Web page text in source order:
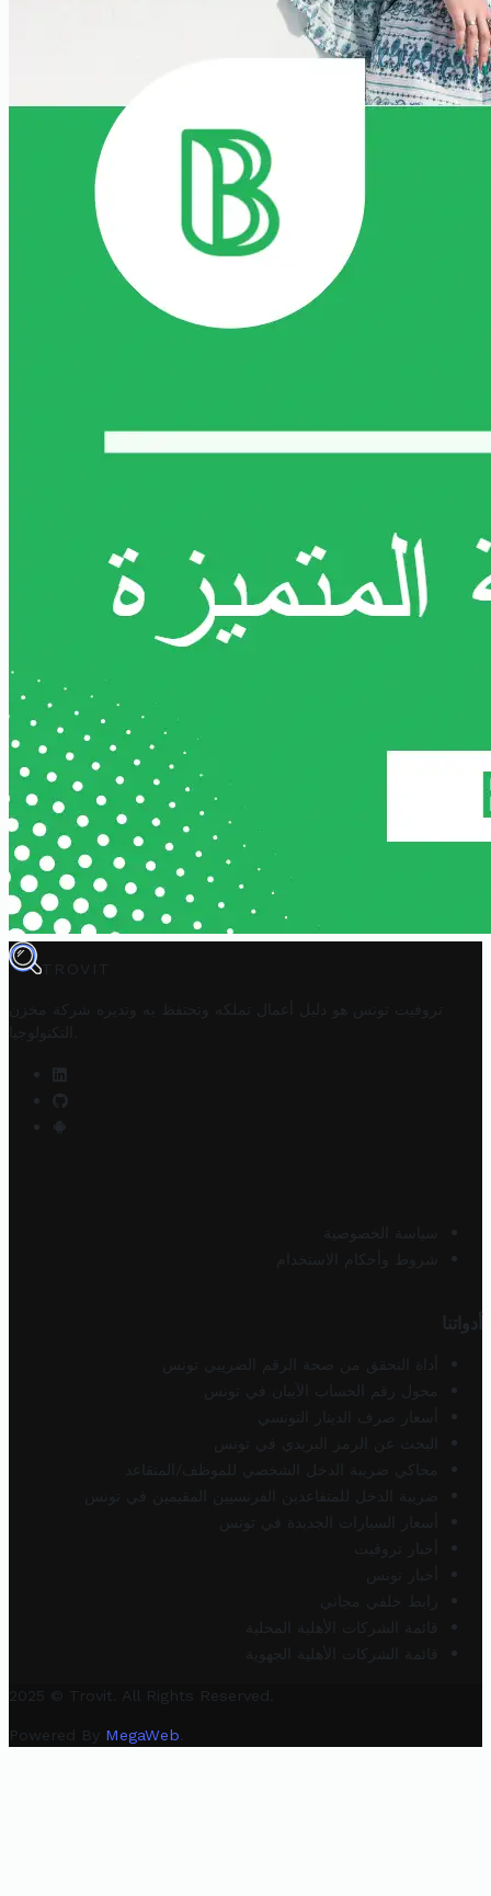
TROVIT
تروفيت تونس هو دليل أعمال تملكه وتحتفظ به وتديره
شركة مخزن
التكنولوجيا
سياسة الخصوصية
شروط وأحكام الاستخدام
أدواتنا
أداة التحقق من صحة الرقم الضريبي تونس
محول رقم الحساب الآيبان في تونس
أسعار صرف الدينار التونسي
البحث عن الرمز البريدي في تونس
محاكي ضريبة الدخل الشخصي للموظف/المتقاعد
ضريبة الدخل للمتقاعدين الفرنسيين المقيمين في تونس
أسعار السيارات الجديدة في تونس
أخبار تروفيت
أخبار تونس
رابط خلفي مجاني
قائمة الشركات الأهلية المحلية
قائمة الشركات الأهلية الجهوية
2025 © Trovit. All Rights Reserved.
Powered By MegaWeb